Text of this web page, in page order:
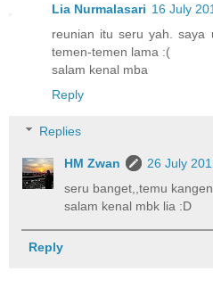
Lia Nurmalasari 16 July
reunian itu seru yah. saya
temen-temen lama :(
salam kenal mba
Reply
Replies
HM Zwan
26 July
seru banget,,temu
salam kenal mbk lia :D
Reply